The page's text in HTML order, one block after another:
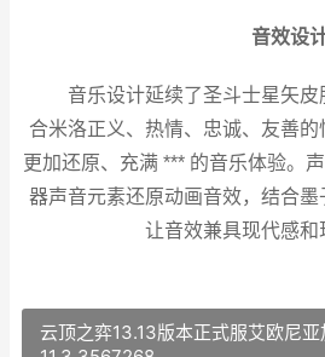
音效设
音乐设计延续了圣斗士星矢
合米洛正义、热情、忠诚、友善
更加还原、充满 *** 的音乐体验。
器声音元素还原动画音效，结合墨
让音效兼具现代感和
云顶之弈13.13版本正式服艾欧尼